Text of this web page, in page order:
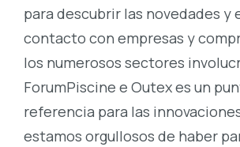
para descubrir las novedades y
contacto con empresas y
los numerosos sectores
ForumPiscine e Outex es un
referencia para las
estamos orgullosos de haber